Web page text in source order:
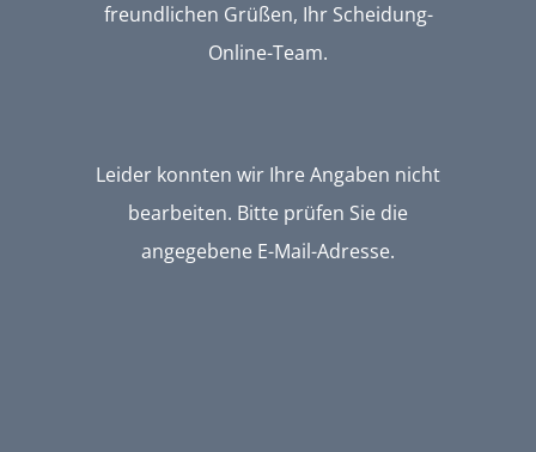
freundlichen Grüßen, Ihr Scheidung-
Online-Team.
Leider konnten wir Ihre Angaben nicht
bearbeiten. Bitte prüfen Sie die
angegebene E-Mail-Adresse.